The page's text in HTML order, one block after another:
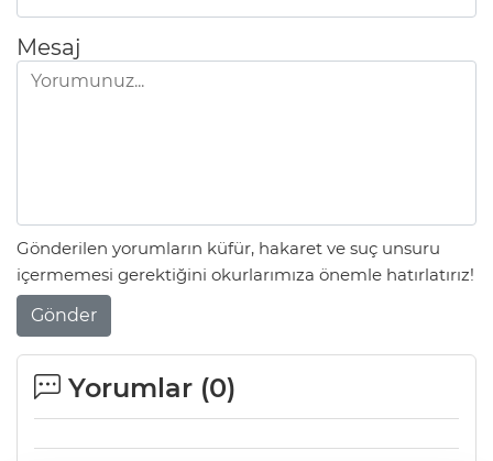
Mesaj
Gönderilen yorumların küfür, hakaret ve suç unsuru
içermemesi gerektiğini okurlarımıza önemle hatırlatırız!
Gönder
Yorumlar (0)